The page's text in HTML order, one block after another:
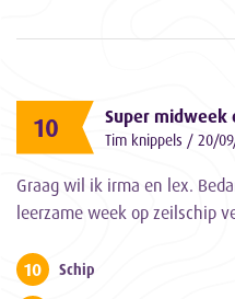
10 Super midweek
Tim knippels / 20/
Graag wil ik irma en lex.
leerzame week op zeilschip
10 Schip